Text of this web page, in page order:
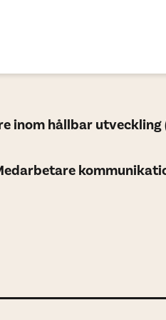
inom hållbar utveckling